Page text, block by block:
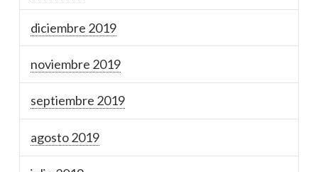
diciembre 2019
noviembre 2019
septiembre 2019
agosto 2019